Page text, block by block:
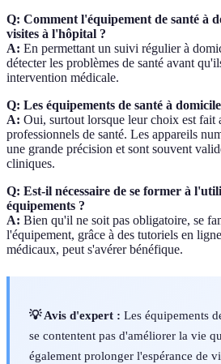
Q: Comment l'équipement de santé à
visites à l'hôpital ?
A: En permettant un suivi régulier à
détecter les problèmes de santé avant
intervention médicale.
Q: Les équipements de santé à
A: Oui, surtout lorsque leur choix est fait
professionnels de santé. Les appareils
une grande précision et sont souvent
cliniques.
Q: Est-il nécessaire de se former à
équipements ?
A: Bien qu'il ne soit pas obligatoire, se
l'équipement, grâce à des tutoriels en
médicaux, peut s'avérer bénéfique.
💡 Avis d'expert : Les équipements
se contentent pas d'améliorer la vie
également prolonger l'espérance de